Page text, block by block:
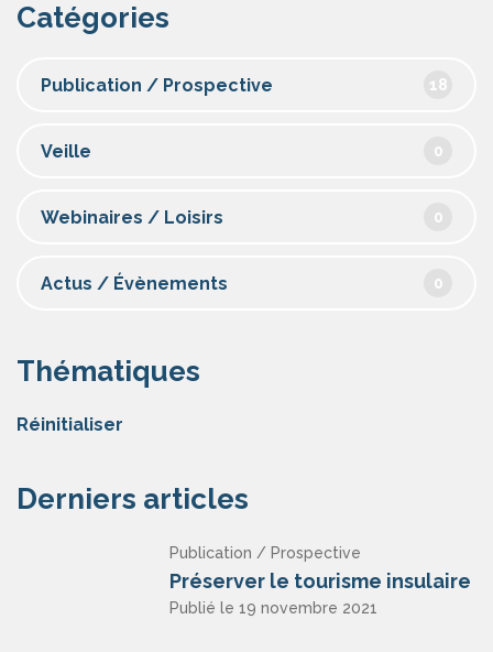
Catégories
Publication / Prospective 18
Veille 0
Webinaires / Loisirs 0
Actus / Évènements 0
Thématiques
Réinitialiser
Derniers articles
Publication / Prospective
Préserver le tourisme insulaire
Publié le 19 novembre 2021